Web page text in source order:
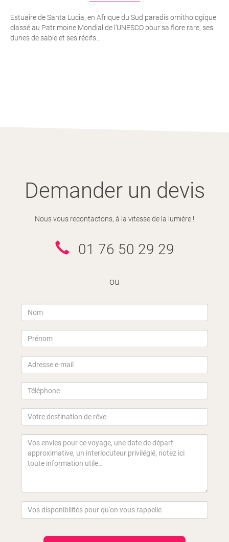
Estuaire de Santa Lucia, en Afrique du Sud paradis ornithologique
classé au Patrimoine Mondial de l’UNESCO pour sa flore rare, ses
dunes de sable et ses récifs...
Demander un devis
Nous vous recontactons, à la vitesse de la lumière !
01 76 50 29 29
ou